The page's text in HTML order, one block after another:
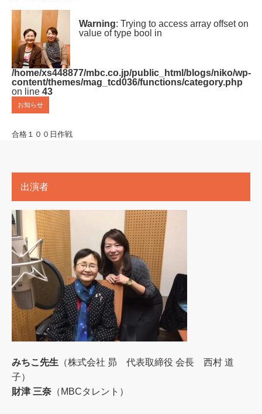
Warning: Trying to access array offset on
value of type bool in
/home/xs448877/mbc.co.jp/public_html/blogs/niko/wp-
content/themes/mag_tcd036/functions/category.php
on line 43
お知らせ
合格１００日作戦
出演者
みちこ先生 （株式会社 昴 代表取締役 会長 西村 道
子）
財津 三奈 （MBCタレント）